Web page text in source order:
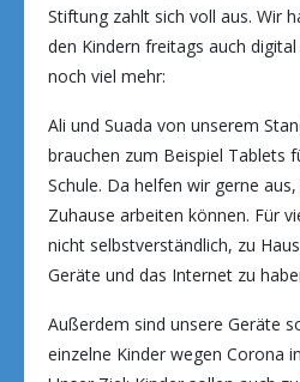
Stiftung zahlt sich voll aus. Wir
den Kindern freitags auch
noch viel mehr:
Ali und Suada von unserem
brauchen zum Beispiel Tablets
Schule. Da helfen wir gerne
Zuhause arbeiten können. Für
nicht selbstverständlich, zu
Geräte und das Internet zu
Außerdem sind unsere Geräte
einzelne Kinder wegen Corona